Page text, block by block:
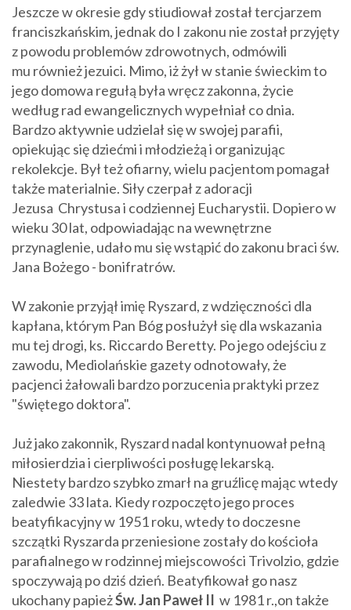
Jeszcze w okresie gdy stiudiował został tercjarzem
franciszkańskim, jednak do I zakonu nie został przyjęty
z powodu problemów zdrowotnych, odmówili
mu również jezuici. Mimo, iż żył w stanie świeckim to
jego domowa regułą była wręcz zakonna, życie
według rad ewangelicznych wypełniał co dnia.
Bardzo aktywnie udzielał się w swojej parafii,
opiekując się dziećmi i młodzieżą i organizując
rekolekcje. Był też ofiarny, wielu pacjentom pomagał
także materialnie. Siły czerpał z adoracji
Jezusa Chrystusa i codziennej Eucharystii. Dopiero w
wieku 30 lat, odpowiadając na wewnętrzne
przynaglenie, udało mu się wstąpić do zakonu braci św.
Jana Bożego - bonifratrów.
W zakonie przyjął imię Ryszard, z wdzięczności dla
kapłana, którym Pan Bóg posłużył się dla wskazania
mu tej drogi, ks. Riccardo Beretty. Po jego odejściu z
zawodu, Mediolańskie gazety odnotowały, że
pacjenci żałowali bardzo porzucenia praktyki przez
"świętego doktora".
Już jako zakonnik, Ryszard nadal kontynuował pełną
miłosierdzia i cierpliwości posługę lekarską.
Niestety bardzo szybko zmarł na gruźlicę mając wtedy
zaledwie 33 lata. Kiedy rozpoczęto jego proces
beatyfikacyjny w 1951 roku, wtedy to doczesne
szczątki Ryszarda przeniesione zostały do kościoła
parafialnego w rodzinnej miejscowości Trivolzio, gdzie
spoczywają po dziś dzień. Beatyfikował go nasz
ukochany papieżŚw. Jan Paweł II w 1981 r.,on także